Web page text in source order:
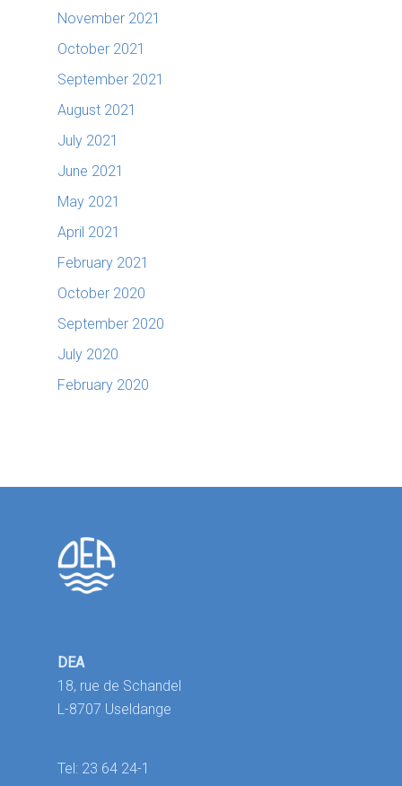
November 2021
October 2021
September 2021
August 2021
July 2021
June 2021
May 2021
April 2021
February 2021
October 2020
September 2020
July 2020
February 2020
DEA
18, rue de Schandel
L-8707 Useldange
Tel: 23 64 24-1